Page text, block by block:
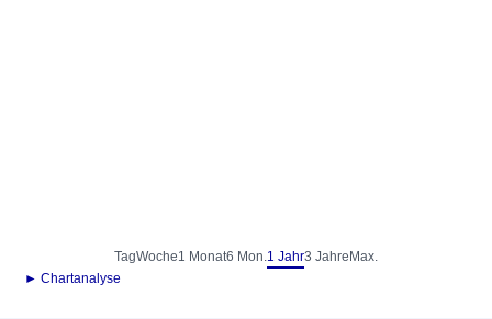
TagWoche1 Monat6 Mon.1 Jahr3 Jahre Max.
► Chartanalyse